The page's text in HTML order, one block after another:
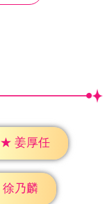
★ 姜厚任
徐乃麟